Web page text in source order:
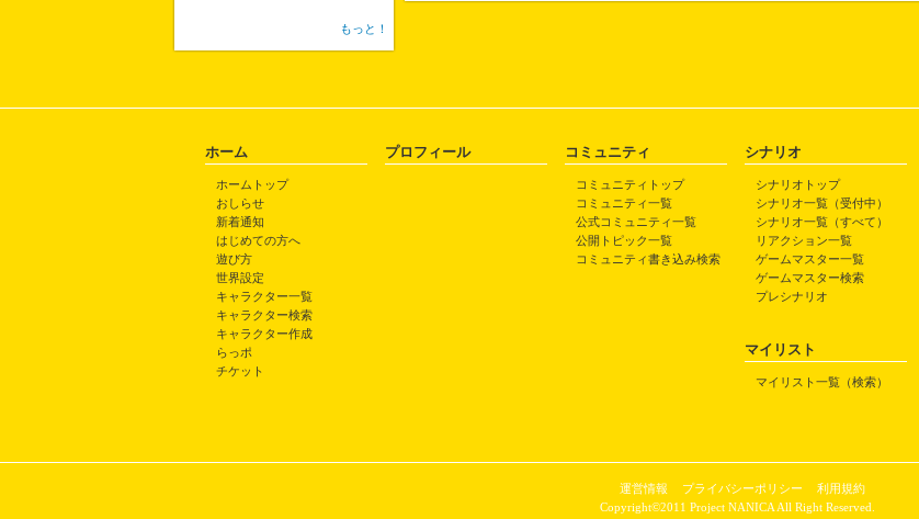
もっと！
ホーム
ホームトップ
おしらせ
新着通知
はじめての方へ
遊び方
世界設定
キャラクター一覧
キャラクター検索
キャラクター作成
らっポ
チケット
プロフィール コミュニティ
コミュニティトップ
コミュニティ一覧
公式コミュニティ一覧
公開トピック一覧
コミュニティ書き込み検索
シナリオ
シナリオトップ
シナリオ一覧（受付中）
シナリオ一覧（すべて）
リアクション一覧
ゲームマスター一覧
ゲームマスター検索
プレシナリオ
マイリスト
マイリスト一覧（検索）
運営情報 プライバシーポリシー
利用規約
Copyright©2011 Project NANICA All Right Reserved.